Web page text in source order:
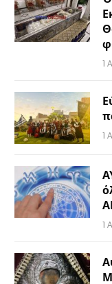
1
1
1